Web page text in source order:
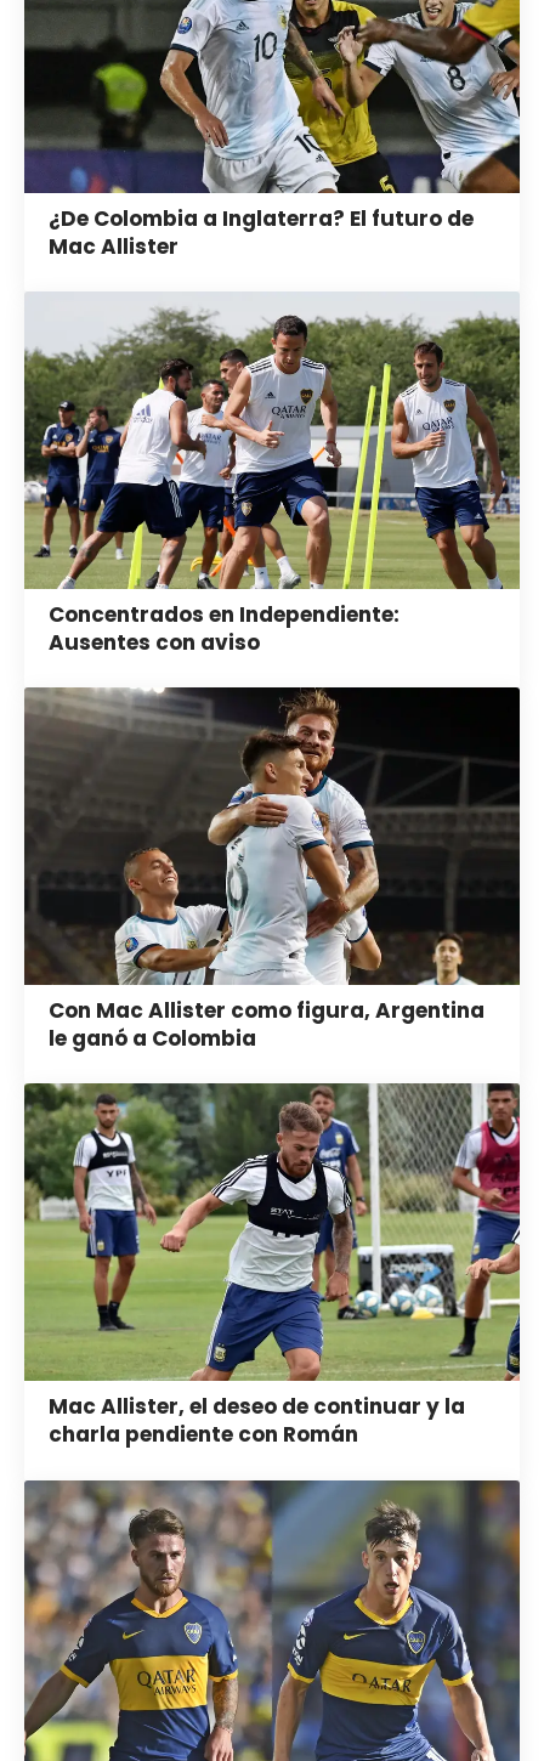
¿De Colombia a Inglaterra? El futuro de
Mac Allister
Concentrados en Independiente:
Ausentes con aviso
Con Mac Allister como figura, Argentina
le ganó a Colombia
Mac Allister, el deseo de continuar y la
charla pendiente con Román